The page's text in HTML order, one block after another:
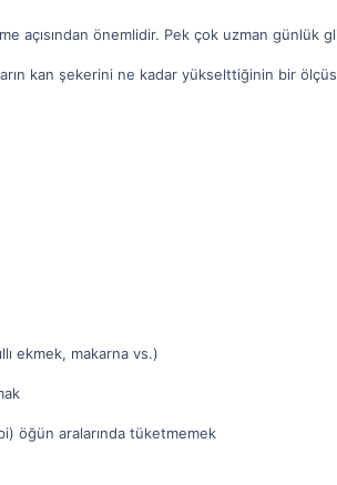
açısından önemlidir. Pek çok uzman günlük
kan şekerini ne kadar yükselttiğinin bir
ekmek, makarna vs.)
öğün aralarında tüketmemek